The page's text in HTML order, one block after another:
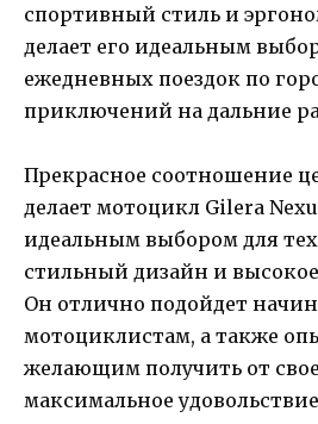
спортивный стиль и
делает его идеальным
ежедневных поездок по
приключений на дальние
Прекрасное соотношение
делает мотоцикл Gilera
идеальным выбором для
стильный дизайн и
Он отлично подойдет
мотоциклистам, а также
желающим получить от
максимальное